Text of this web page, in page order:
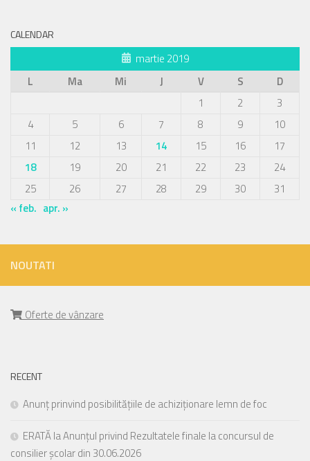
CALENDAR
martie 2019
L
Ma Mi J V S
D
1
2
3
4
5 6 7 8 9
10
11
12 13 14 15 16
17
18
19 20 21 22 23
24
25
26 27 28 29 30
31
« feb. apr. »
NOUTATI
Oferte de vânzare
RECENT
Anunț prinvind posibilitățiile de achiziționare lemn de foc
ERATĂ la Anunțul privind Rezultatele finale la concursul de
consilier școlar din 30.06.2026